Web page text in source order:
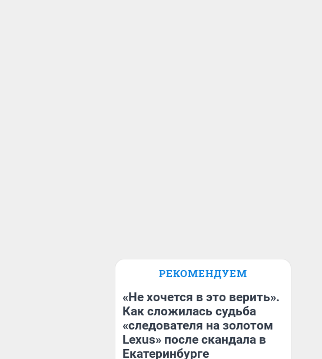
РЕКОМЕНДУЕМ
«Не хочется в это верить».
Как сложилась судьба
«следователя на золотом
Lexus» после скандала в
Екатеринбурге